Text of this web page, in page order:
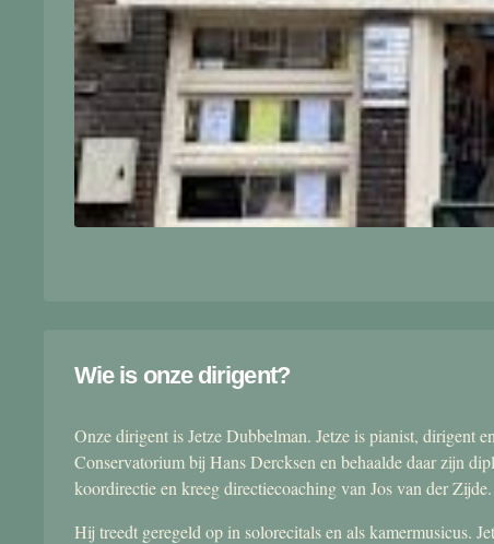
Wie is onze dirigent?
Onze dirigent is Jetze Dubbelman. Jetze is pianist, dirigent
Conservatorium bij Hans Dercksen en behaalde daar zijn
koordirectie en kreeg directiecoaching van Jos van der Zijde.
Hij treedt geregeld op in solorecitals en als kamermusicus.